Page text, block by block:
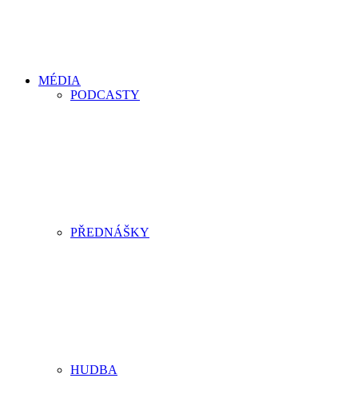
MÉDIA
PODCASTY
PŘEDNÁŠKY
HUDBA